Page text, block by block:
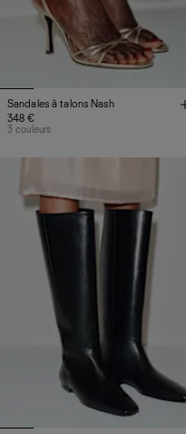
Sandales à talons Nash
348 €
3 couleurs